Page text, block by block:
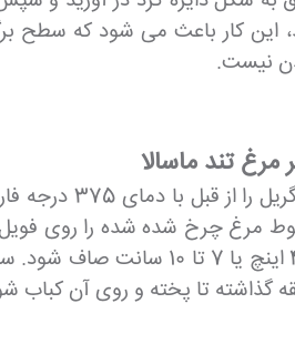
نیست.
مرغ تند ماسالا
دهید تا به اندازه 3